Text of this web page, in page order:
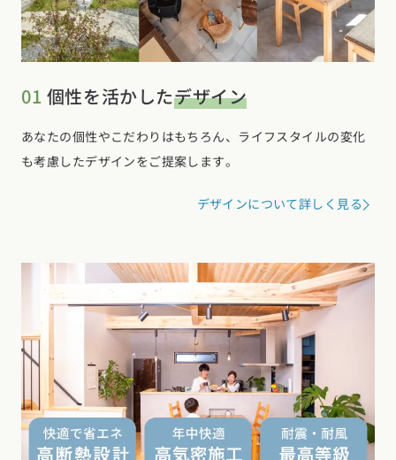
01 個性を活かしたデザイン
あなたの個性やこだわりはもちろん、ライフスタイルの変化
も考慮したデザインをご提案します。
デザインについて詳しく見る
お近くのイベントを探す
選択中のエリア：全国
位置情報を元に
北海道・東北エリア
宮城県 (0)秋田県 (5)
東京都 (14) 神奈川県 (7)埼玉県 (19)千葉県 (15)茨城県 (7)
栃木県 (2)群馬県 (7)
甲信越・北陸エリア
新潟県 (12) 富山県 (6)石川県 (0)福井県 (0)山梨県 (8)
長野県 (10)
東海エリア
愛知県 (28)岐阜県 (23) 静岡県 (25)三重県 (5)